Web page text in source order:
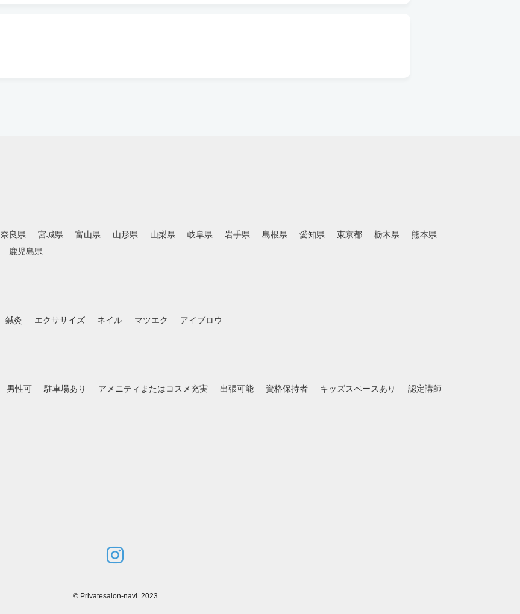
奈良県 宮城県 富山県 山形県 山梨県 岐阜県 岩手県 島根県 愛知県 東京都 栃木県
熊本県
鹿児島県
鍼灸 エクササイズ ネイル マツエク アイブロウ
男性可 駐車場あり アメニティまたはコスメ充実 出張可能 資格保持者 キッズスペースあり 認定講師
©Privatesalon-navi. 2023